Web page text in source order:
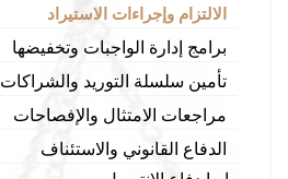
الالتزام وإجراءات الاستيراد
برامج إدارة الواجبات وتخفيضها
تأمين سلسلة التوريد والشراكات
مراجعات الامتثال والإفصاحات
الدفاع القانوني والاستئناف